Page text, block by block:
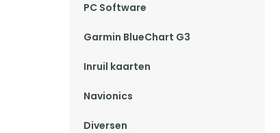
PC Software
Garmin BlueChart G3
Inruil kaarten
Navionics
Diversen